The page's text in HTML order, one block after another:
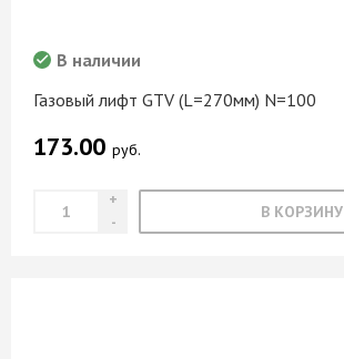
Газовый лифт GTV (L=270мм) N=100
В наличии
173.00 руб.
В КОРЗИНУ